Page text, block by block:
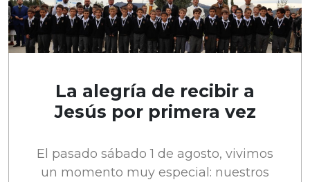
La alegría de recibir a
Jesús por primera vez
El pasado sábado 1 de agosto, vivimos
un momento muy especial: nuestros